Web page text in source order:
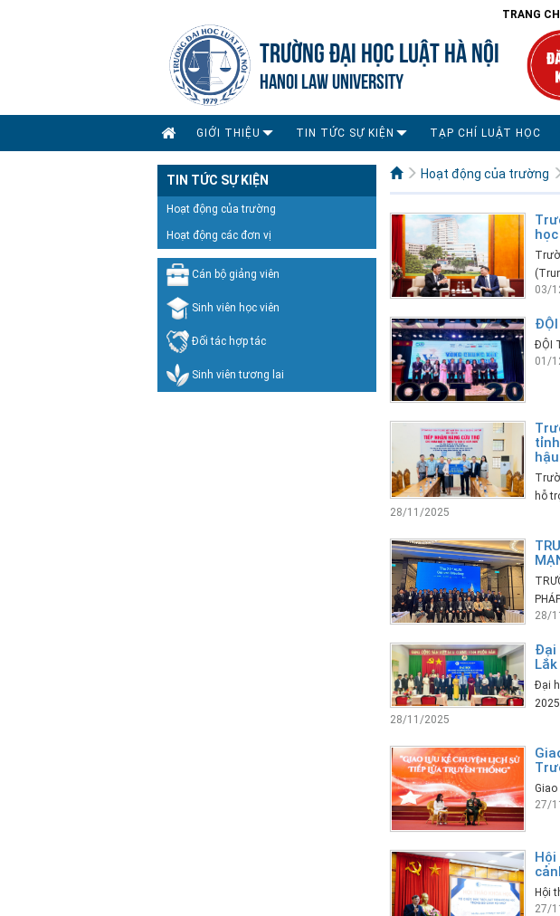
TRANG
TRƯỜNG ĐẠI HỌC LUẬT HÀ NỘI
HANOI LAW UNIVERSITY
GIỚI THIỆU TIN TỨC SỰ KIỆN TẠP CHÍ LUẬT HỌC
TIN TỨC SỰ KIỆN
Hoạt động của trường
Hoạt động các đơn vị
Cán bộ giảng viên
Sinh viên học viên
Đối tác hợp tác
Sinh viên tương lai
Hoạt động của trường
03/
ĐỘI
ĐỘI
01/
hỗ
28/11/2025
28/
Đại
Đại
28/11/2025
27/
Hội
27/